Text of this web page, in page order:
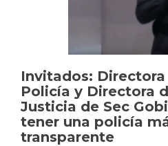
Invitados:
Policía y Directora
Justicia de Sec
tener una policía
transparente